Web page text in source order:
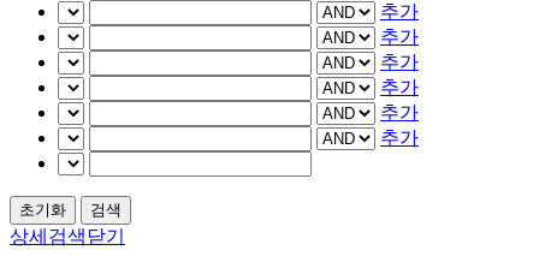
추가
추가
추가
추가
추가
추가
상세검색닫기